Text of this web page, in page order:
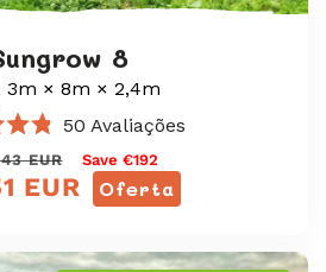
8
3m × 8m × 2,4m
50 Avaliações
Preço
normal
EUR Save €192
Oferta
Preço
de
venda
EUR